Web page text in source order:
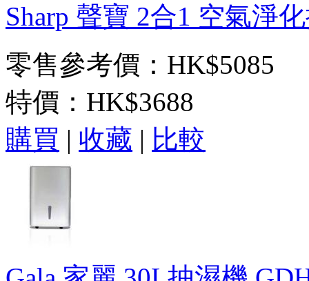
Sharp 聲寶 2合1 空氣淨
零售參考價：HK$5085
特價： HK$3688
購買 | 收藏 | 比較